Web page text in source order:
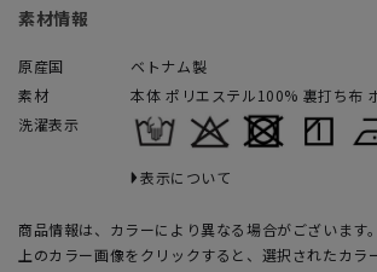
素材情報
原産国
ベトナム製
素材
本体 ポリエステル100% 裏打ち布
洗濯表示
表示について
商品情報は、カラーにより異なる場合がございます。
上のカラー画像をクリックすると、選択されたカラ